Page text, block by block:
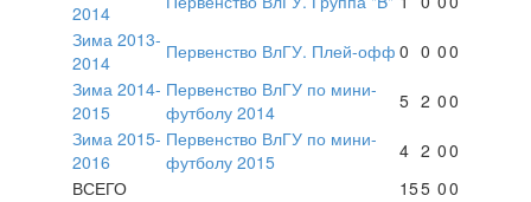
2014
Зима 2013-
2014
Первенство ВлГУ. Плей-офф 0 0 00
Зима 2014-
2015
Первенство ВлГУ по мини-
футболу 2014
5 2 00
Зима 2015-
2016
Первенство ВлГУ по мини-
футболу 2015
4 2 00
ВСЕГО
155 00